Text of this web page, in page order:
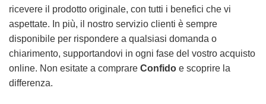
ricevere il prodotto originale, con tutti i benefici che vi
aspettate. In più, il nostro servizio clienti è sempre
disponibile per rispondere a qualsiasi domanda o
chiarimento, supportandovi in ogni fase del vostro acquisto
online. Non esitate a comprare Confido e scoprire la
differenza.